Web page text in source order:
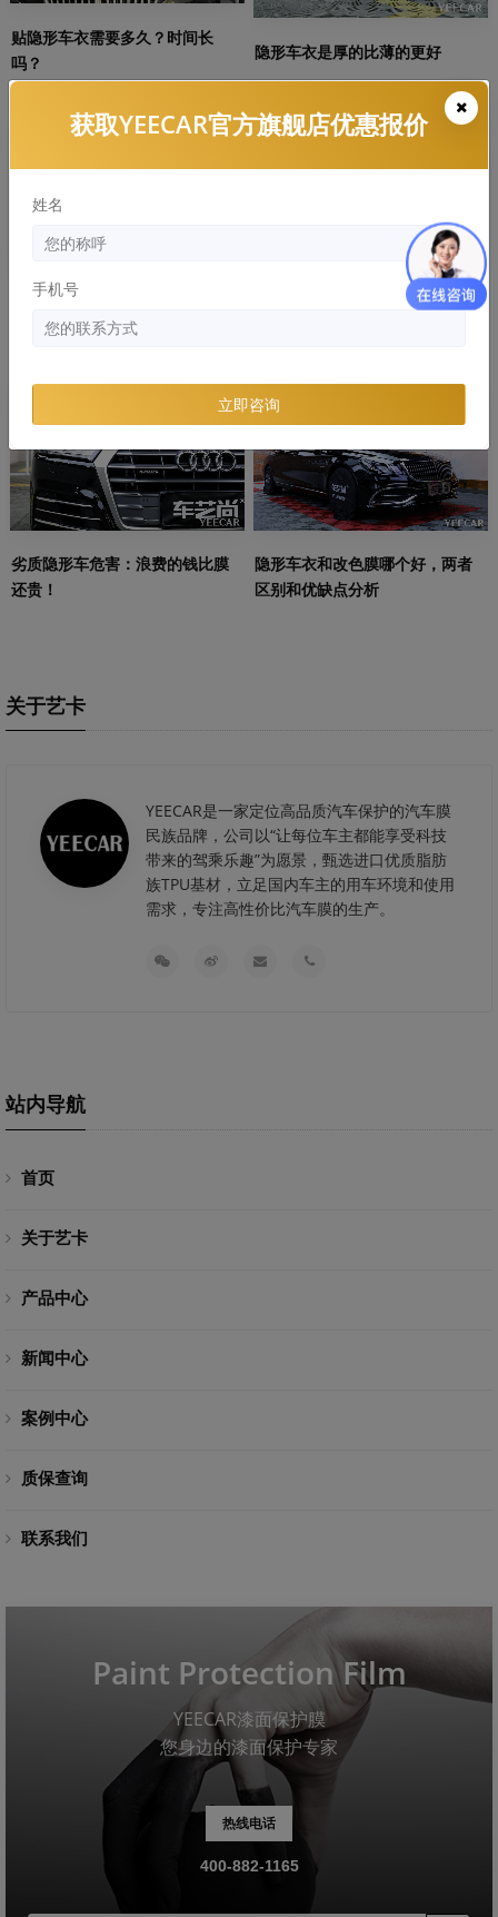
贴隐形车衣需要多久？时间长
吗？
隐形车衣是厚的比薄的更好
隐形车衣常见的材质有哪些，哪
个好？
YEECAR：隐形车衣多久发黄，有
劣质隐形车危害：浪费的钱比膜
还贵！
知识库
隐形车衣和改色膜哪个好，两者
区别和优缺点分析
关于艺卡
YEECAR是一家定位高品质汽车保护的汽车膜
民族品牌，公司以“让每位车主都能享受科技
带来的驾乘乐趣”为愿景，甄选进口优质脂肪
族TPU基材，立足国内车主的用车环境和使用
需求，专注高性价比汽车膜的生产。
站内导航
首页
关于艺卡
产品中心
新闻中心
案例中心
质保查询
联系我们
Paint Protection Film
YEECAR漆面保护膜
您身边的漆面保护专家
热线电话
400-882-1165
获取YEECAR官方旗舰店优惠报价
姓名
手机号
立即咨询